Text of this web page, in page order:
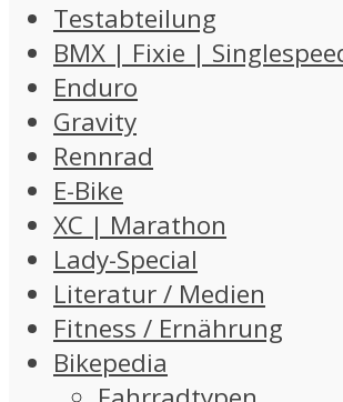
Testabteilung
BMX | Fixie |
Enduro
Gravity
Rennrad
E-Bike
XC | Marathon
Lady-Special
Literatur / Medien
Fitness / Ernährung
Bikepedia